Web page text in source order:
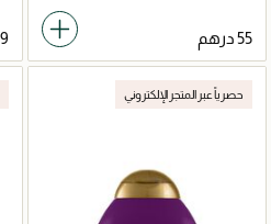
حصرياً عبر المتجر الإلكتروني